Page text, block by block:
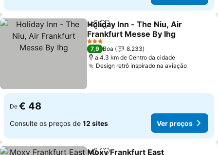
PartilharAdicionar aos favoritos
Holiday Inn - The Niu, Air
Frankfurt Messe By Ihg
Ver preços
3 Estrelas
7,9 Boa
8.233
a 4.3 km de Centro da cidade
Design retrô inspirado na aviaçãoVer
De € 48
Consulte os preços de 12 sites Ver preços
Moxy Frankfurt East